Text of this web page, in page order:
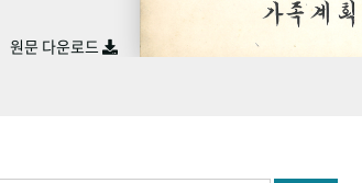
원문 다운로드